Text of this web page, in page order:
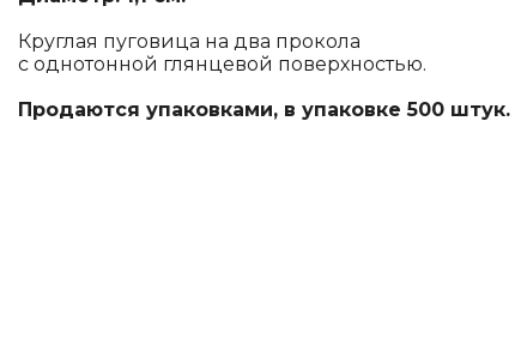
Круглая пуговица на два прокола
с однотонной глянцевой поверхностью.
Продаются упаковками, в упаковке 500 штук.